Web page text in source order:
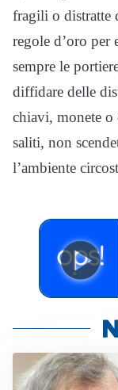
fragili o distratte
regole d’oro per
sempre le
diffidare delle
chiavi, monete o
saliti, non
l’ambiente